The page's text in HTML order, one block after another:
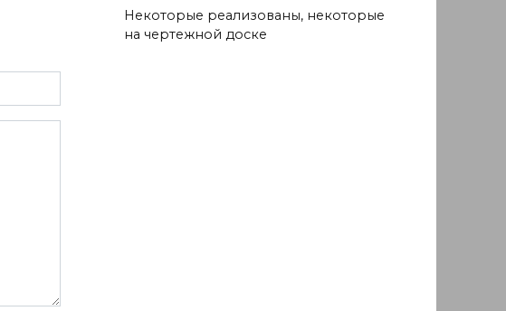
Некоторые реализованы, некоторые
на чертежной доске